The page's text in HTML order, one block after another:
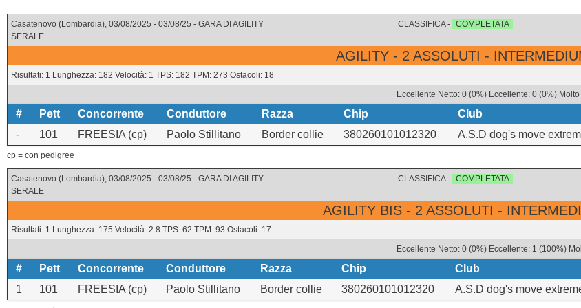
Casatenovo (Lombardia), 03/08/2025 - 03/08/25 - GARA DI AGILITY
SERALE
CLASSIFICA - COMPLETATA
AGILITY - 2 ASSOLUTI -
Risultati: 1 Lunghezza: 182 Velocità: 1 TPS: 182 TPM: 273 Ostacoli: 18
Eccellente Netto: 0 (0%) Eccellente: 0 (0%)
# Pett Concorrente Conduttore Razza Chip Club
-
101 FREESIA (cp) Paolo Stillitano Border collie 380260101012320 A.S.D dog's move
cp = con pedigree
Casatenovo (Lombardia), 03/08/2025 - 03/08/25 - GARA DI AGILITY
SERALE
CLASSIFICA - COMPLETATA
AGILITY BIS - 2 ASSOLUTI -
Risultati: 1 Lunghezza: 175 Velocità: 2.8 TPS: 62 TPM: 93 Ostacoli: 17
Eccellente Netto: 0 (0%) Eccellente: 1 (100%)
# Pett Concorrente Conduttore Razza Chip Club
1
101 FREESIA (cp) Paolo Stillitano Border collie 380260101012320 A.S.D dog's move